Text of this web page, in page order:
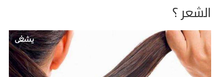
الشعر ؟